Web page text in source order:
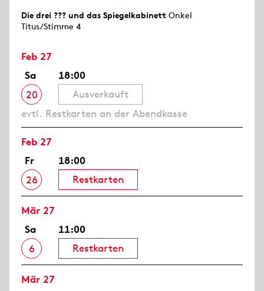
Die drei ??? und das Spiegelkabinett Onkel
Titus/Stimme 4
Feb 27
Sa
20
18:00
Ausverkauft
evtl. Restkarten an der Abendkasse
Feb 27
Fr
26
18:00
Restkarten
Mär 27
Sa
6
11:00
Restkarten
Mär 27